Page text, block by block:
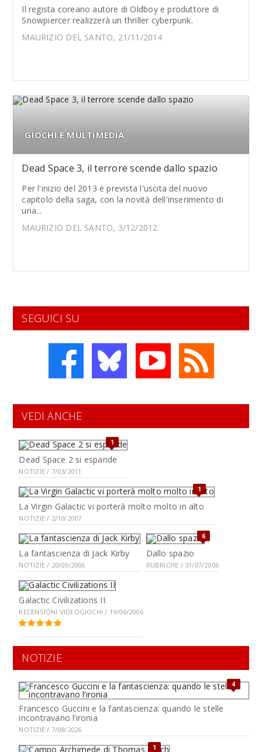
Il regista coreano autore di Oldboy e produttore di
Snowpiercer realizzerà un thriller cyberpunk.
MAURIZIO DEL SANTO, 21/11/2014
GIOCHI E MULTIMEDIA
Dead Space 3, il terrore scende dallo spazio
Per l'inizio del 2013 è prevista l'uscita del nuovo
capitolo della saga, con la novità dell'inserimento di
una...
MAURIZIO DEL SANTO, 3/12/2012
SEGUICI SU
VEDI ANCHE
1
Dead Space 2 si espande
NOTIZIE / 7/03/2011
1
La Virgin Galactic vi porterà molto molto in alto
NOTIZIE / 2/10/2007
La fantascienza di Jack Kirby
NOTIZIE / 20/09/2006
6
Dallo spazio
RUBRICHE / 31/07/2006
Galactic Civilizations II
RECENSIONI VIDEOGIOCHI / 19/06/2006
NOTIZIE
4
Francesco Guccini e la fantascienza: quando le stelle
incontravano l’ironia
NOTIZIE / 7/08/2026
1